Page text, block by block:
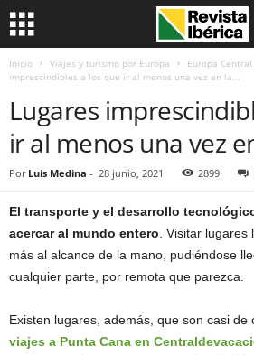
Inicio Viajes y turismo por Europa Europa
imprescindibles a los que ir al menos una vez en la...
Lugares
ir al menos una vez
Por Luis Medina - 28 junio, 2021 2899
El transporte y el desarrollo
acercar al mundo entero . Visitar
más al alcance de la mano, pudiéndose
cualquier parte, por remota que parezca.
Existen lugares, además, que son casi de
viajes a Punta Cana en